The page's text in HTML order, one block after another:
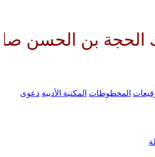
الحسن صلواتك
المخطوطات المكتبة الأدبية دعوى